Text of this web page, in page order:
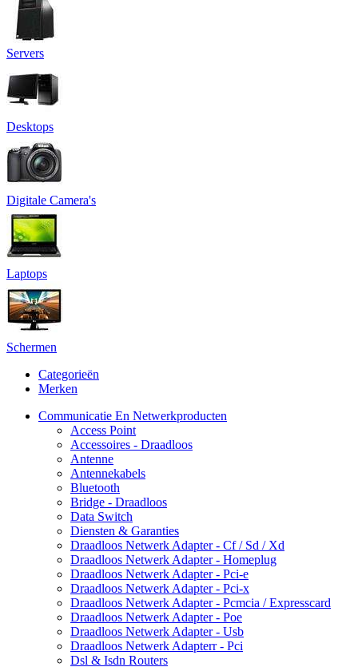
Servers
Desktops
Digitale Camera's
Laptops
Schermen
Categorieën
Merken
Communicatie En Netwerkproducten
Access Point
Accessoires - Draadloos
Antenne
Antennekabels
Bluetooth
Bridge - Draadloos
Data Switch
Diensten & Garanties
Draadloos Netwerk Adapter - Cf / Sd / Xd
Draadloos Netwerk Adapter - Homeplug
Draadloos Netwerk Adapter - Pci-e
Draadloos Netwerk Adapter - Pci-x
Draadloos Netwerk Adapter - Pcmcia / Expresscard
Draadloos Netwerk Adapter - Poe
Draadloos Netwerk Adapter - Usb
Draadloos Netwerk Adapterr - Pci
Dsl & Isdn Routers